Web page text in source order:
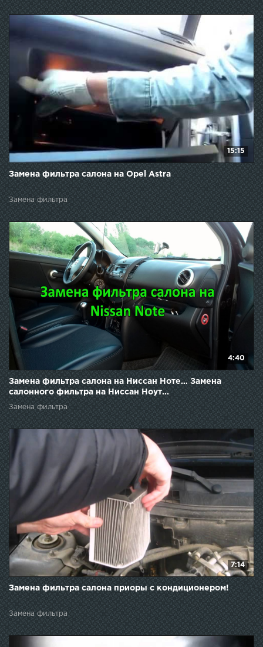
15:15
Замена фильтра салона на Opel Astra
Замена фильтра
4:40
Замена фильтра салона на Ниссан Ноте… Замена
салонного фильтра на Ниссан Ноут...
Замена фильтра
7:14
Замена фильтра салона приоры с кондиционером!
Замена фильтра